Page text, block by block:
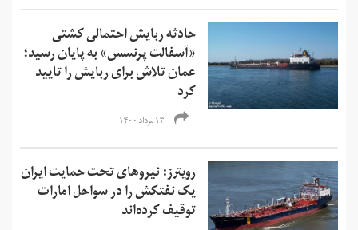
حادثه ربایش احتمالی کشتی
«آسفالت پرنسس» به پایان رسید؛
عمان تلاش برای ربایش را تایید
کرد
۱۳ مرداد ۱۴۰۰
رویترز: نیروهای تحت حمایت ایران
یک نفتکش را در سواحل امارات
توقیف کرده‌اند